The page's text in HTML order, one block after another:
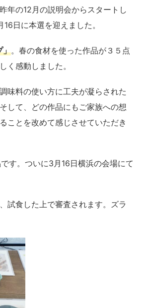
年の12月の説明会からスタートし
日に本選を迎えました。
」。春の食材を使った作品が３５点
く感動しました。
味料の使い方に工夫が凝らされた
して、どの作品にもご家族への想
ことを改めて感じさせていただき
す。ついに3月16日横浜の会場にて
試食した上で審査されます。ズラ